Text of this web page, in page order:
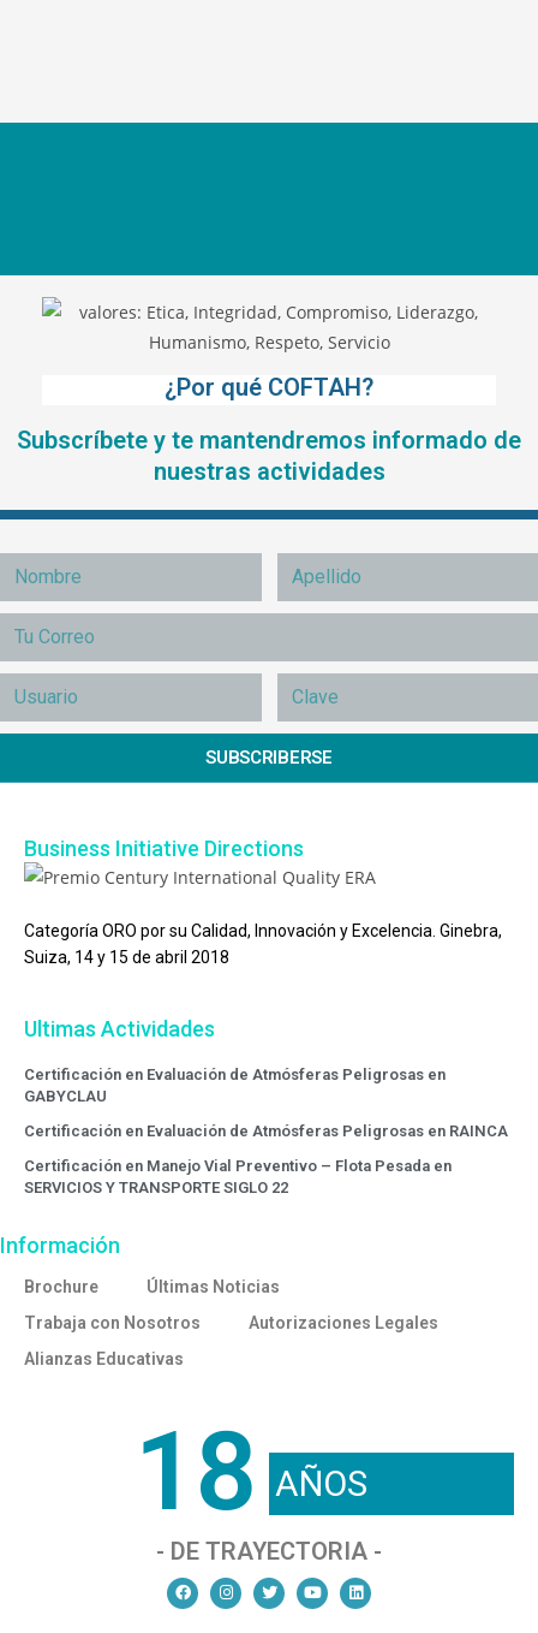
¿Por qué COFTAH?
Subscríbete y te mantendremos informado de
nuestras actividades
SUBSCRIBERSE
Business Initiative Directions
Categoría ORO por su Calidad, Innovación y Excelencia. Ginebra,
Suiza, 14 y 15 de abril 2018
Ultimas Actividades
Certificación en Evaluación de Atmósferas Peligrosas en
GABYCLAU
Certificación en Evaluación de Atmósferas Peligrosas en RAINCA
Certificación en Manejo Vial Preventivo – Flota Pesada en
SERVICIOS Y TRANSPORTE SIGLO 22
Información
Brochure
Últimas Noticias
Trabaja con Nosotros
Autorizaciones Legales
Alianzas Educativas
18 AÑOS
- DE TRAYECTORIA -